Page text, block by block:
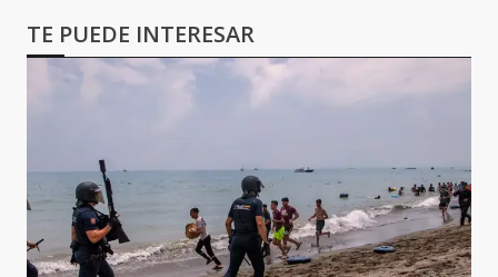
TE PUEDE INTERESAR